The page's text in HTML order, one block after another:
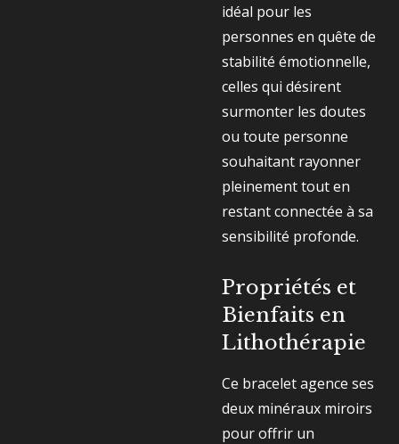
idéal pour les
personnes en quête de
stabilité émotionnelle,
celles qui désirent
surmonter les doutes
ou toute personne
souhaitant rayonner
pleinement tout en
restant connectée à sa
sensibilité profonde.
Propriétés et
Bienfaits en
Lithothérapie
Ce bracelet agence ses
deux minéraux miroirs
pour offrir un